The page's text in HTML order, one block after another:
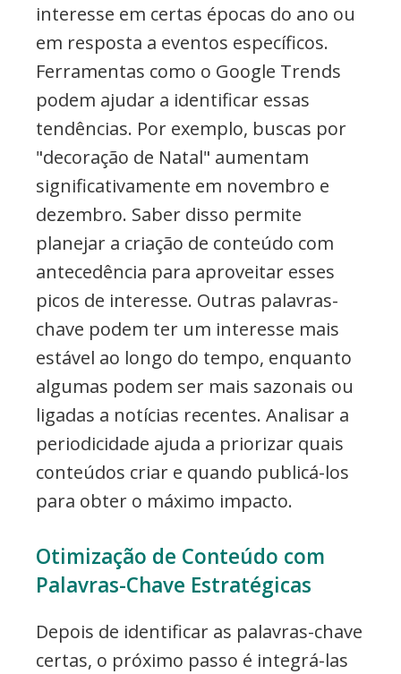
interesse em certas épocas do ano ou
em resposta a eventos específicos.
Ferramentas como o Google Trends
podem ajudar a identificar essas
tendências. Por exemplo, buscas por
"decoração de Natal" aumentam
significativamente em novembro e
dezembro. Saber disso permite
planejar a criação de conteúdo com
antecedência para aproveitar esses
picos de interesse. Outras palavras-
chave podem ter um interesse mais
estável ao longo do tempo, enquanto
algumas podem ser mais sazonais ou
ligadas a notícias recentes. Analisar a
periodicidade ajuda a priorizar quais
conteúdos criar e quando publicá-los
para obter o máximo impacto.
Otimização de Conteúdo com
Palavras-Chave Estratégicas
Depois de identificar as palavras-chave
certas, o próximo passo é integrá-las